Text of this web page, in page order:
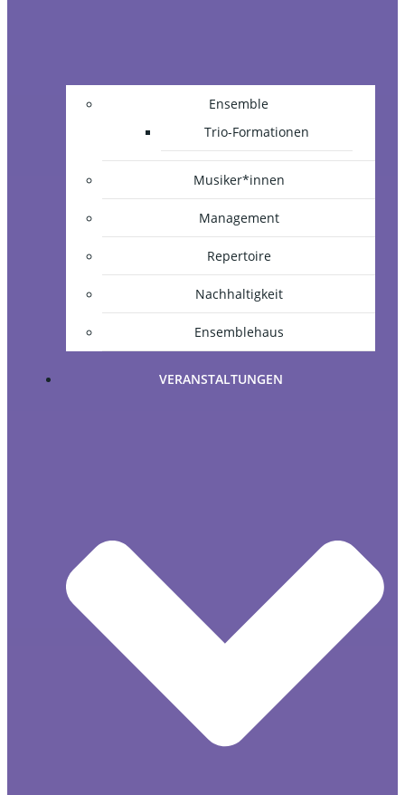
Ensemble
Trio-Formationen
Musiker*innen
Management
Repertoire
Nachhaltigkeit
Ensemblehaus
VERANSTALTUNGEN